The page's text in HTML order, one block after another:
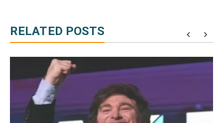
RELATED POSTS